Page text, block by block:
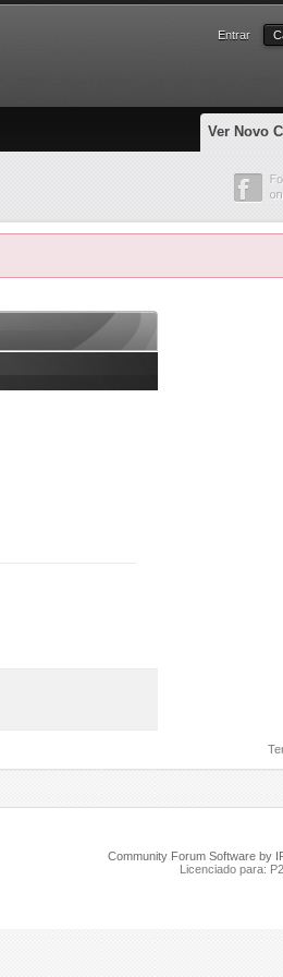
Entrar
Ver Novo
Community Forum Software by
Licenciado para: